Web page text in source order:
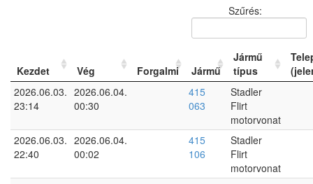
Szűrés:
Kezdet Vég Forgalmi Jármű
Jármű
típus
2026.06.03.
23:14
2026.06.04.
00:30
415
063
Stadler
Flirt
motorvonat
2026.06.03.
22:40
2026.06.04.
00:02
415
106
Stadler
Flirt
motorvonat